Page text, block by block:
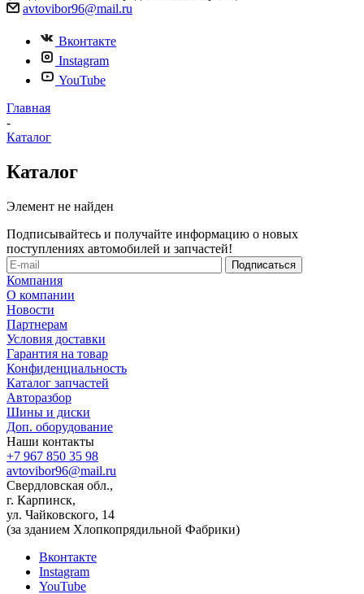
avtovibor96@mail.ru
Вконтакте
Instagram
YouTube
Главная
-
Каталог
Каталог
Элемент не найден
Подписывайтесь и получайте информацию о новых
поступлениях автомобилей и запчастей!
Компания
О компании
Новости
Партнерам
Условия доставки
Гарантия на товар
Конфиденциальность
Каталог запчастей
Авторазбор
Шины и диски
Доп. оборудование
Наши контакты
+7 967 850 35 98
avtovibor96@mail.ru
Свердловская обл.,
г. Карпинск,
ул. Чайковского, 14
(за зданием Хлопкопрядильной Фабрики)
Вконтакте
Instagram
YouTube